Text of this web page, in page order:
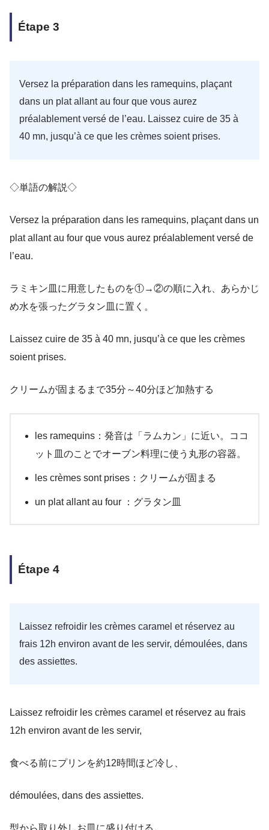
Étape 3
Versez la préparation dans les ramequins, plaçant
dans un plat allant au four que vous aurez
préalablement versé de l’eau. Laissez cuire de 35 à
40 mn, jusqu’à ce que les crèmes soient prises.
◇単語の解説◇
Versez la préparation dans les ramequins, plaçant dans un
plat allant au four que vous aurez préalablement versé de
l’eau.
ラミキン皿に用意したものを①→②の順に入れ、あらかじ
め水を張ったグラタン皿に置く。
Laissez cuire de 35 à 40 mn, jusqu’à ce que les crèmes
soient prises.
クリームが固まるまで35分～40分ほど加熱する
les ramequins：発音は「ラムカン」に近い。ココ
ット皿のことでオーブン料理に使う丸形の容器。
les crèmes sont prises：クリームが固まる
un plat allant au four ：グラタン皿
Étape 4
Laissez refroidir les crèmes caramel et réservez au
frais 12h environ avant de les servir, démoulées, dans
des assiettes.
Laissez refroidir les crèmes caramel et réservez au frais
12h environ avant de les servir,
食べる前にプリンを約12時間ほど冷し、
démoulées, dans des assiettes.
型から取り外しお皿に盛り付ける。